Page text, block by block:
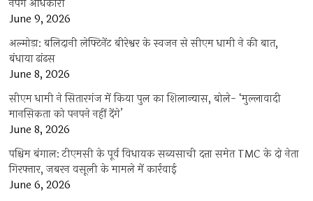
नपेंगे अधिकारी
June 9, 2026
अल्मोड़ा: बलिदानी लेफ्टिनेंट बीरेश्वर के स्वजन से सीएम धामी ने की बात,
बंधाया ढांढस
June 8, 2026
सीएम धामी ने सितारगंज में किया पुल का शिलान्यास, बोले- ‘मुल्लावादी
मानसिकता को पनपने नहीं देंगे’
June 8, 2026
पश्चिम बंगाल: टीएमसी के पूर्व विधायक सब्यसाची दत्ता समेत TMC के दो नेता
गिरफ्तार, जबरन वसूली के मामले में कार्रवाई
June 6, 2026